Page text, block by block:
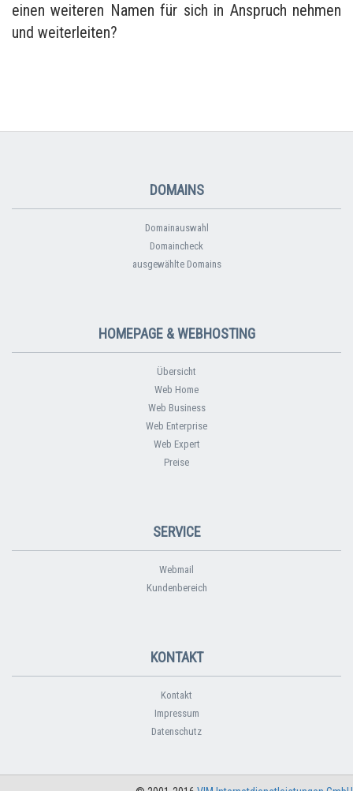
einen weiteren Namen für sich in Anspruch nehmen
und weiterleiten?
DOMAINS
Domainauswahl
Domaincheck
ausgewählte Domains
HOMEPAGE & WEBHOSTING
Übersicht
Web Home
Web Business
Web Enterprise
Web Expert
Preise
SERVICE
Webmail
Kundenbereich
KONTAKT
Kontakt
Impressum
Datenschutz